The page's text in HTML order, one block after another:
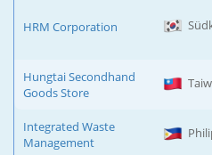
HRM Corporation
Hungtai Secondhand
Goods Store
Integrated Waste
Management